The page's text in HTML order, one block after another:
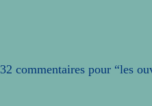
32 commentaires pour “les